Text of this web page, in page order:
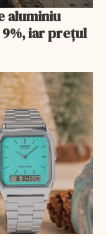
aluminiu
iar prețul